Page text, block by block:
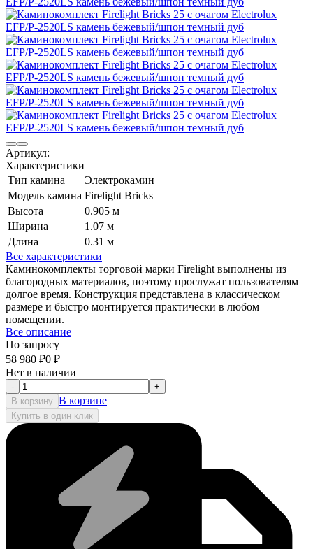
Артикул:
Характеристики
Тип камина
Электрокамин
Модель камина Firelight Bricks
Высота
0.905 м
Ширина
1.07 м
Длина
0.31 м
Все характеристики
Каминокомплекты торговой марки Firelight выполнены из
благородных материалов, поэтому прослужат пользователям
долгое время. Конструкция представлена в классическом
размере и быстро монтируется практически в любом
помещении.
Все описание
По запросу
58 980 ₽0 ₽
Нет в наличии
-
+
В корзину В корзине
Купить в один клик